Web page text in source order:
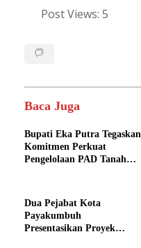
Post Views: 5
Baca Juga
Bupati Eka Putra Tegaskan
Komitmen Perkuat
Pengelolaan PAD Tanah
Dua Pejabat Kota
Payakumbuh
Presentasikan Proyek